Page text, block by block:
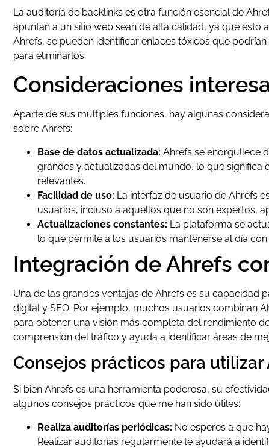
La auditoría de backlinks es otra función esencial de
apuntan a un sitio web sean de alta calidad, ya que
Ahrefs, se pueden identificar enlaces tóxicos que
para eliminarlos.
Consideraciones
Aparte de sus múltiples funciones, hay algunas
sobre Ahrefs:
Base de datos actualizada: Ahrefs se enorgullece
grandes y actualizadas del mundo, lo que significa
relevantes.
Facilidad de uso: La interfaz de usuario de Ahrefs
usuarios, incluso a aquellos que no son expertos,
Actualizaciones constantes: La plataforma se
lo que permite a los usuarios mantenerse al día
Integración de Ahrefs
Una de las grandes ventajas de Ahrefs es su capacidad
digital y SEO. Por ejemplo, muchos usuarios combinan
para obtener una visión más completa del rendimiento
comprensión del tráfico y ayuda a identificar áreas de
Consejos prácticos para utilizar
Si bien Ahrefs es una herramienta poderosa, su
algunos consejos prácticos que me han sido útiles:
Realiza auditorías periódicas: No esperes a que
Realizar auditorías regularmente te ayudará a